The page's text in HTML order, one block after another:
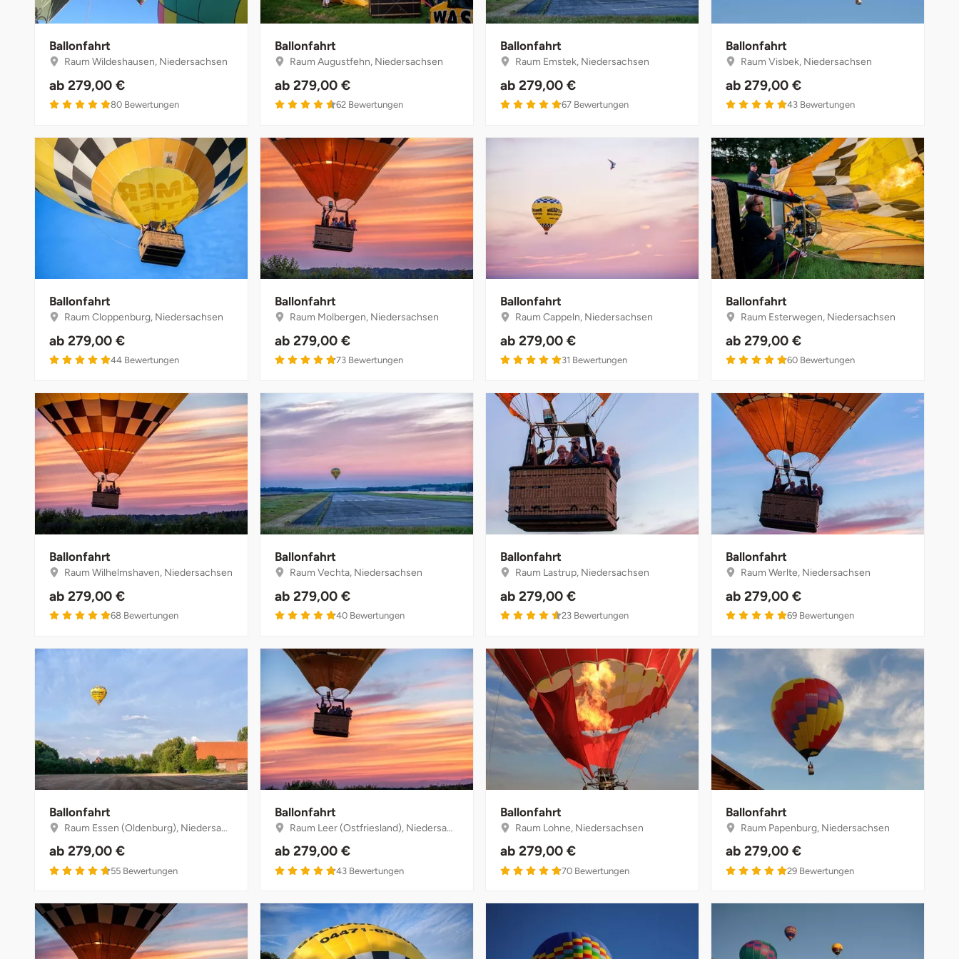
Ballonfahrt
Raum Wildeshausen, Niedersachsen
ab 279,00 €
5 von 5
80 Bewertungen
Ballonfahrt
Raum Augustfehn, Niedersachsen
ab 279,00 €
4.6 von 5
62 Bewertungen
Ballonfahrt
Raum Emstek, Niedersachsen
ab 279,00 €
4.9 von 5
67 Bewertungen
Ballonfahrt
Raum Visbek, Niedersachsen
ab 279,00 €
4.9 von 5
43 Bewertungen
Ballonfahrt
Raum Cloppenburg, Niedersachsen
ab 279,00 €
5 von 5
44 Bewertungen
Ballonfahrt
Raum Molbergen, Niedersachsen
ab 279,00 €
4.8 von 5
73 Bewertungen
Ballonfahrt
Raum Cappeln, Niedersachsen
ab 279,00 €
5 von 5
31 Bewertungen
Ballonfahrt
Raum Esterwegen, Niedersachsen
ab 279,00 €
4.9 von 5
60 Bewertungen
Ballonfahrt
Raum Wilhelmshaven, Niedersachsen
ab 279,00 €
5 von 5
68 Bewertungen
Ballonfahrt
Raum Vechta, Niedersachsen
ab 279,00 €
4.8 von 5
40 Bewertungen
Ballonfahrt
Raum Lastrup, Niedersachsen
ab 279,00 €
4.6 von 5
23 Bewertungen
Ballonfahrt
Raum Werlte, Niedersachsen
ab 279,00 €
5 von 5
69 Bewertungen
Ballonfahrt
Raum Essen (Oldenburg), Niedersachsen
ab 279,00 €
4.7 von 5
55 Bewertungen
Ballonfahrt
Raum Leer (Ostfriesland), Niedersachsen
ab 279,00 €
4.8 von 5
43 Bewertungen
Ballonfahrt
Raum Lohne, Niedersachsen
ab 279,00 €
4.9 von 5
70 Bewertungen
Ballonfahrt
Raum Papenburg, Niedersachsen
ab 279,00 €
5 von 5
29 Bewertungen
sächsische Schweiz